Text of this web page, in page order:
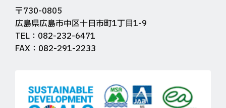
〒730-0805
広島県広島市中区十日市町1丁目1-9
TEL：082-232-6471
FAX：082-291-2233